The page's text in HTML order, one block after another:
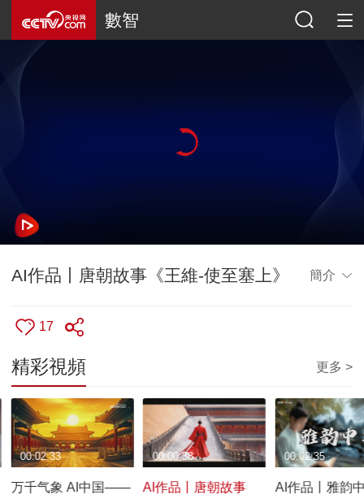
數智
AI作品丨唐朝故事《王維-使至塞上》 簡介
17
精彩視頻 更多 >
万千气象 AI中国——
00:02:33
AI作品丨唐朝故事
00:00:38
AI作品丨雅韵
00:02:35